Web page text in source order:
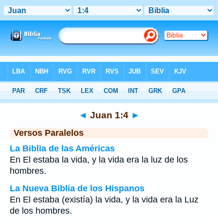
>Juan> Capítulo 1 > Verso 4
◄ Juan 1:4 ►
Versos Paralelos
La Biblia de las Américas
En El estaba la vida, y la vida era la luz de los
hombres.
La Nueva Biblia de los Hispanos
En El estaba (existía) la vida, y la vida era la Luz
de los hombres.